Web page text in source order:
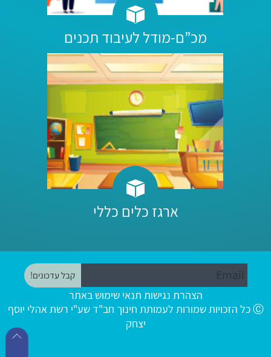
מכ”ם-מודל לעיבוד תכנים
ארגז כלים כללי
הצהרת נגישות תנאי שימוש באתר
Ⓒ כל הזכויות שמורות לעמותת חינוך חב"ד שע"י רשת אהלי יוסף
יצחק